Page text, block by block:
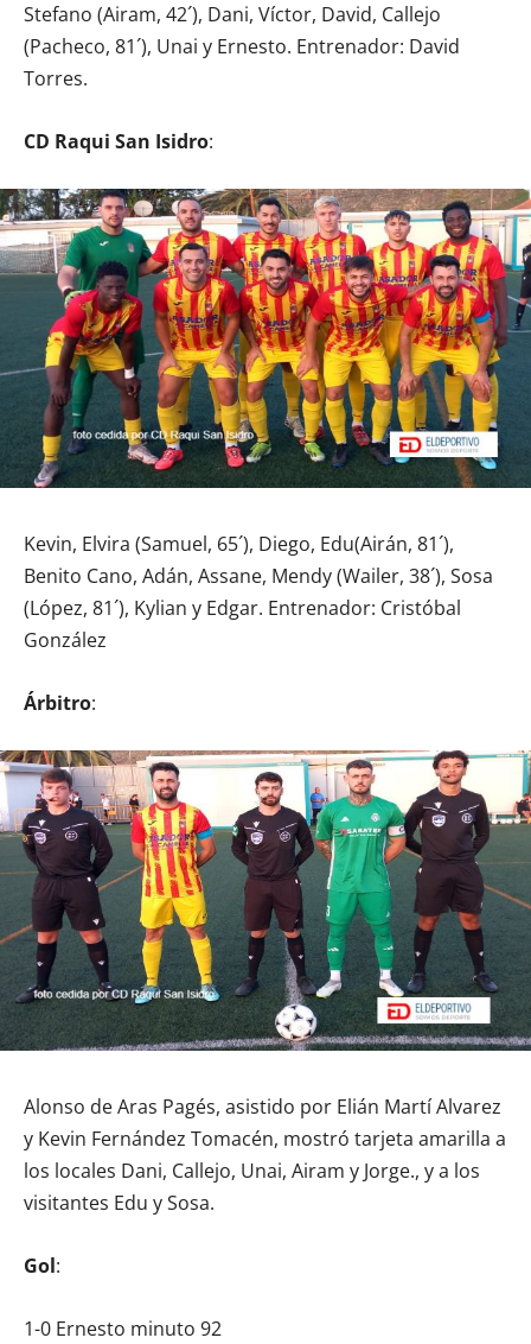
Stefano (Airam, 42´), Dani, Víctor, David, Callejo
(Pacheco, 81´), Unai y Ernesto. Entrenador: David
Torres.
CD Raqui San Isidro:
Kevin, Elvira (Samuel, 65´), Diego, Edu(Airán, 81´),
Benito Cano, Adán, Assane, Mendy (Wailer, 38´), Sosa
(López, 81´), Kylian y Edgar. Entrenador: Cristóbal
González
Árbitro:
Alonso de Aras Pagés, asistido por Elián Martí Alvarez
y Kevin Fernández Tomacén, mostró tarjeta amarilla a
los locales Dani, Callejo, Unai, Airam y Jorge., y a los
visitantes Edu y Sosa.
Gol:
1-0 Ernesto minuto 92